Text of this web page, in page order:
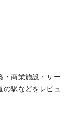
・商業施設・サー
の駅などをレビュ